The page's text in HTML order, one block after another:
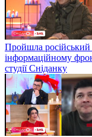
Пройшла російський
інформаційному
студії Сніданку